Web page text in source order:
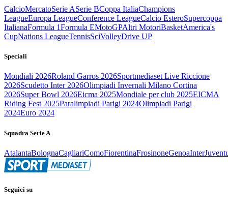
CalcioMercatoSerie ASerie BCoppa ItaliaChampions
LeagueEuropa LeagueConference LeagueCalcio EsteroSupercoppa
ItalianaFormula 1Formula EMotoGPAltri MotoriBasketAmerica's
CupNations LeagueTennisSciVolleyDrive UP
Speciali
Mondiali 2026Roland Garros 2026Sportmediaset Live Riccione
2026Scudetto Inter 2026Olimpiadi Invernali Milano Cortina
2026Super Bowl 2026Eicma 2025Mondiale per club 2025EICMA
Riding Fest 2025Paralimpiadi Parigi 2024Olimpiadi Parigi
2024Euro 2024
Squadra Serie A
AtalantaBolognaCagliariComoFiorentinaFrosinoneGenoaInter
Seguici su